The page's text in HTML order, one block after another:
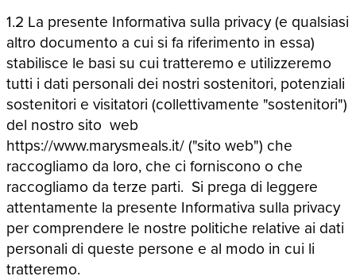
1.2 La presente Informativa sulla privacy (e qualsiasi
altro documento a cui si fa riferimento in essa)
stabilisce le basi su cui tratteremo e utilizzeremo
tutti i dati personali dei nostri sostenitori, potenziali
sostenitori e visitatori (collettivamente "sostenitori")
del nostro sito web
https://www.marysmeals.it/ ("sito web") che
raccogliamo da loro, che ci forniscono o che
raccogliamo da terze parti. Si prega di leggere
attentamente la presente Informativa sulla privacy
per comprendere le nostre politiche relative ai dati
personali di queste persone e al modo in cui li
tratteremo.